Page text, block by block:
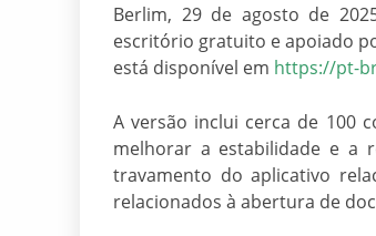
Berlim, 29 de agosto de
escritório gratuito e apoiado
está disponível em https://pt-
A versão inclui cerca de 100
melhorar a estabilidade e a
travamento do aplicativo
relacionados à abertura de